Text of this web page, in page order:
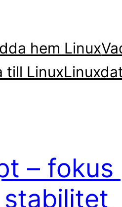
hem Linux
till Linux
– fokus